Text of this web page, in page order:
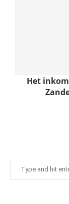
Het